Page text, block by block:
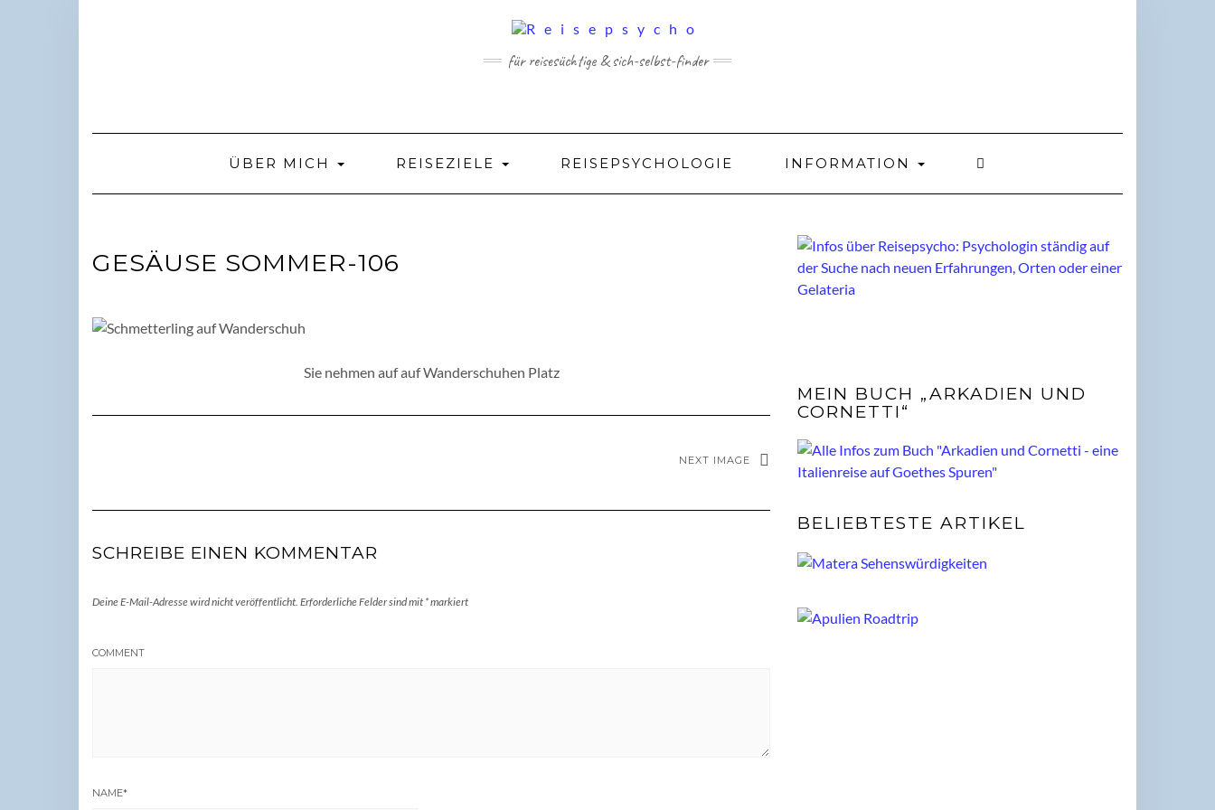
für reisesüchtige & sich-selbst-finder
ÜBER MICH REISEZIELE REISEPSYCHOLOGIE INFORMATION
GESÄUSE SOMMER-106
Sie nehmen auf auf Wanderschuhen Platz
NEXT IMAGE
SCHREIBE EINEN KOMMENTAR
Deine E-Mail-Adresse wird nicht veröffentlicht. Erforderliche Felder sind mit *markiert
COMMENT
NAME*
MEIN BUCH „ARKADIEN UND
CORNETTI“
BELIEBTESTE ARTIKEL